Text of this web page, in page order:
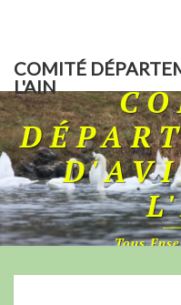
COMITÉ
L'AIN
Tous